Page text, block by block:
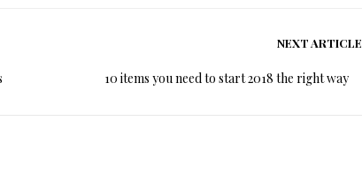
NEXT ARTICLE
10 items you need to start 2018 the right way